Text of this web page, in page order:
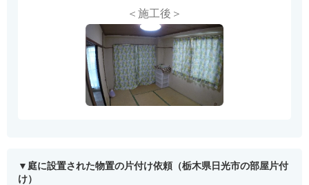
＜施工後＞
庭に設置された物置の片付け依頼（栃木県日光市の部屋片付
け）